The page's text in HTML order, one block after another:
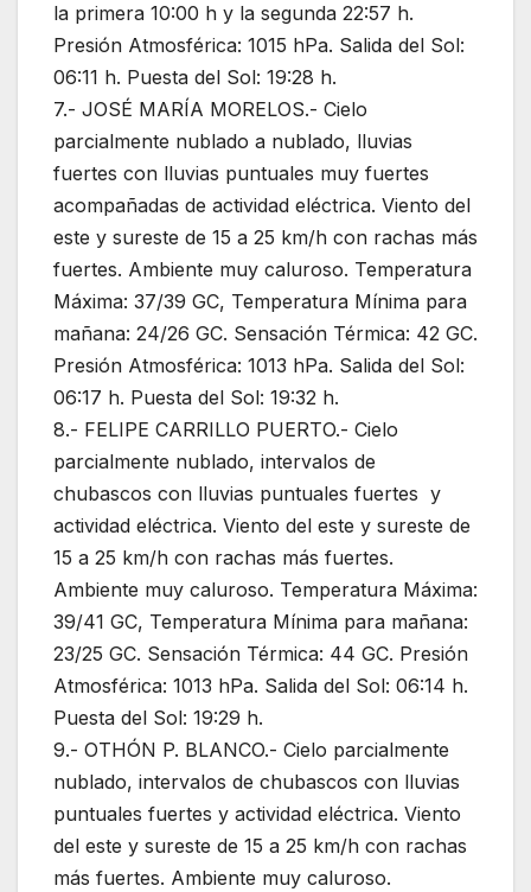
la primera 10:00 h y la segunda 22:57 h.
Presión Atmosférica: 1015 hPa. Salida del Sol:
06:11 h. Puesta del Sol: 19:28 h.
7.- JOSÉ MARÍA MORELOS.- Cielo
parcialmente nublado a nublado, lluvias
fuertes con lluvias puntuales muy fuertes
acompañadas de actividad eléctrica. Viento del
este y sureste de 15 a 25 km/h con rachas más
fuertes. Ambiente muy caluroso. Temperatura
Máxima: 37/39 GC, Temperatura Mínima para
mañana: 24/26 GC. Sensación Térmica: 42 GC.
Presión Atmosférica: 1013 hPa. Salida del Sol:
06:17 h. Puesta del Sol: 19:32 h.
8.- FELIPE CARRILLO PUERTO.- Cielo
parcialmente nublado, intervalos de
chubascos con lluvias puntuales fuertes y
actividad eléctrica. Viento del este y sureste de
15 a 25 km/h con rachas más fuertes.
Ambiente muy caluroso. Temperatura Máxima:
39/41 GC, Temperatura Mínima para mañana:
23/25 GC. Sensación Térmica: 44 GC. Presión
Atmosférica: 1013 hPa. Salida del Sol: 06:14 h.
Puesta del Sol: 19:29 h.
9.- OTHÓN P. BLANCO.- Cielo parcialmente
nublado, intervalos de chubascos con lluvias
puntuales fuertes y actividad eléctrica. Viento
del este y sureste de 15 a 25 km/h con rachas
más fuertes. Ambiente muy caluroso.